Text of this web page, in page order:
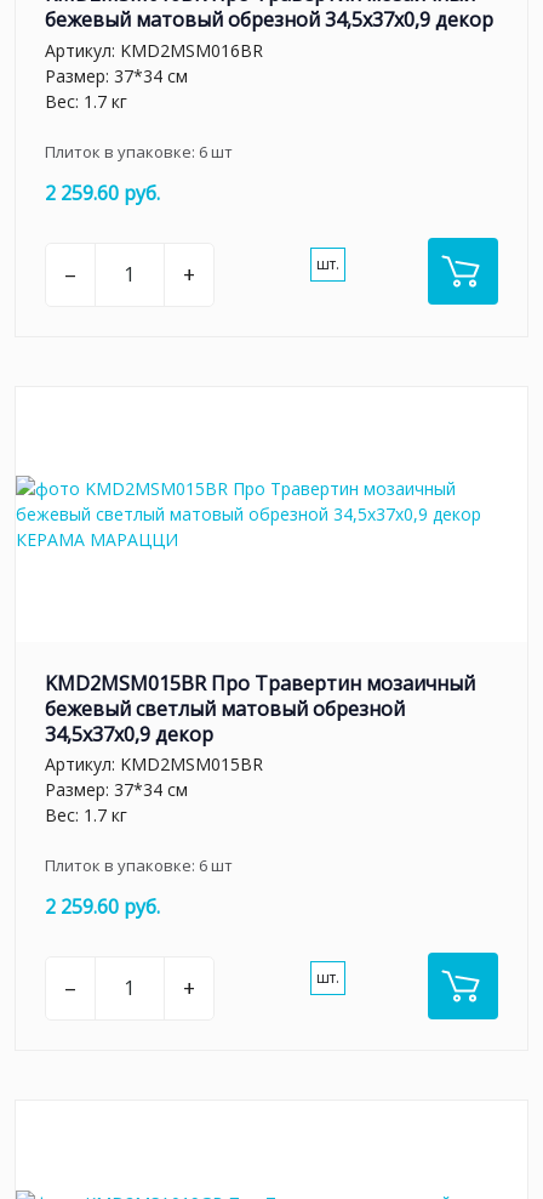
бежевый матовый обрезной 34,5x37x0,9 декор
Артикул: KMD2MSM016BR
Размер: 37*34 см
Вес: 1.7 кг
Плиток в упаковке: 6шт
2 259.60 руб.
– + шт.
KMD2MSM015BR Про Травертин мозаичный
бежевый светлый матовый обрезной
34,5x37x0,9 декор
Артикул: KMD2MSM015BR
Размер: 37*34 см
Вес: 1.7 кг
Плиток в упаковке: 6шт
2 259.60 руб.
– + шт.